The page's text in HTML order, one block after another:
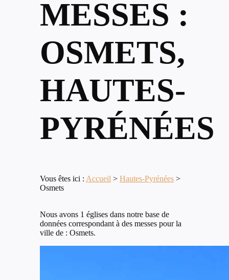
MESSES :
OSMETS,
HAUTES-
PYRÉNÉES
Vous êtes ici : Accueil > Hautes-Pyrénées >
Osmets
Nous avons 1 églises dans notre base de
données correspondant à des messes pour la
ville de : Osmets.